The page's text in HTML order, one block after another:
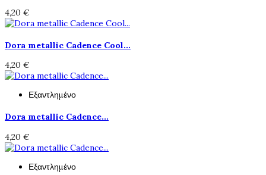
4,20 €
Dora metallic Cadence Cool...
4,20 €
Εξαντλημένο
Dora metallic Cadence...
4,20 €
Εξαντλημένο